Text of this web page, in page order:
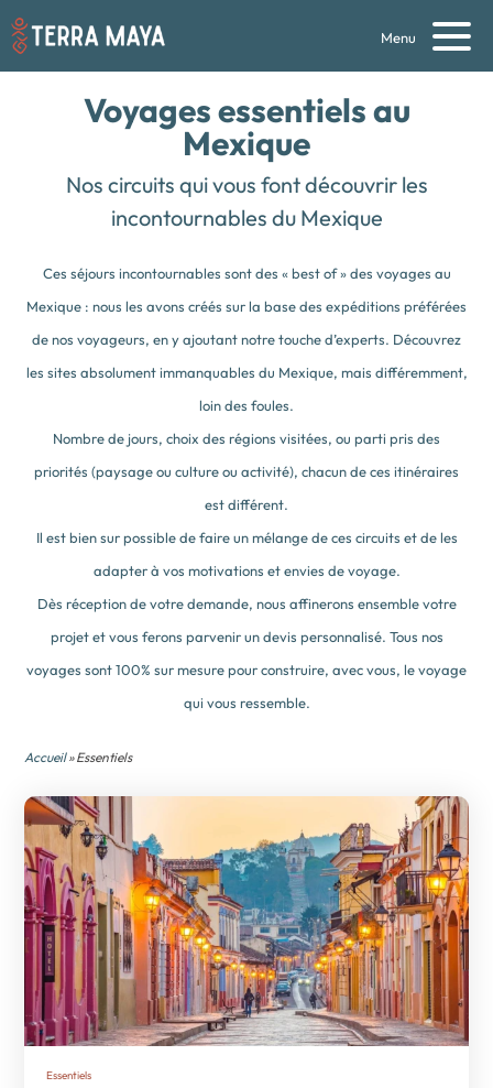
Menu
Voyages essentielsau
Mexique
Nos circuits qui vous font découvrir les
incontournables du Mexique
Ces séjours incontournables sont des « best of » des voyages au
Mexique : nous les avons créés sur la base des expéditions préférées
de nos voyageurs, en y ajoutant notre touche d’experts. Découvrez
les sites absolument immanquables du Mexique, mais différemment,
loin des foules.
Nombre de jours, choix des régions visitées, ou parti pris des
priorités (paysage ou culture ou activité), chacun de ces itinéraires
est différent.
Il est bien sur possible de faire un mélange de ces circuits et de les
adapter à vos motivations et envies de voyage.
Dès réception de votre demande, nous affinerons ensemble votre
projet et vous ferons parvenir un devis personnalisé. Tous nos
voyages sont 100% sur mesure pour construire, avec vous, le voyage
qui vous ressemble.
Accueil» Essentiels
Essentiels